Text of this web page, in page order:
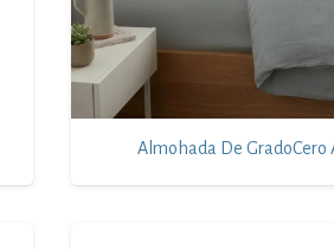
Almohada De GradoCero